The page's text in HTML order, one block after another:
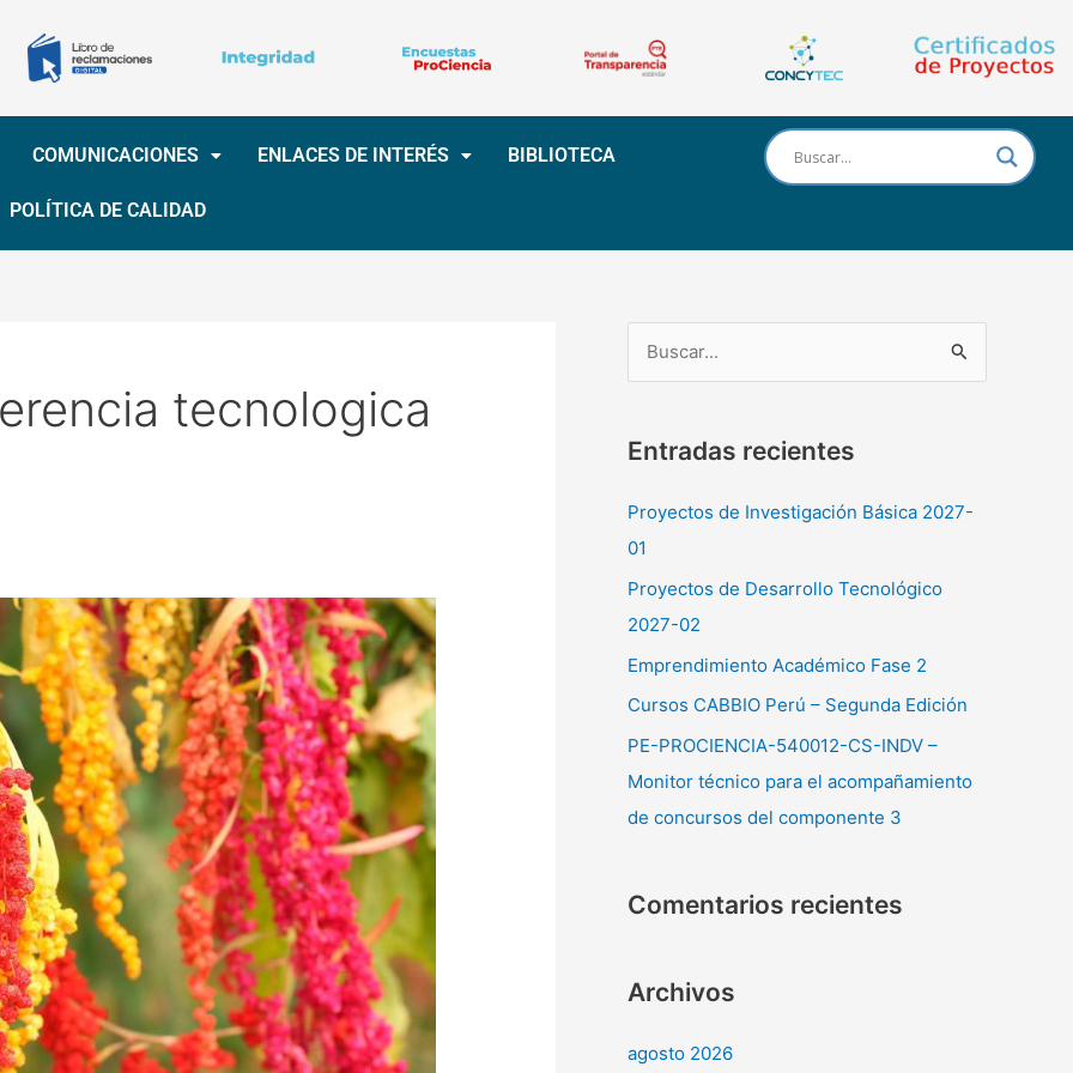
COMUNICACIONES ENLACES DE INTERÉS BIBLIOTECA
POLÍTICA DE CALIDAD
tecnologica
c
a
r
:
Entradas recientes
Proyectos de Investigación Básica 2027-
01
Proyectos de Desarrollo Tecnológico
2027-02
Emprendimiento Académico Fase 2
Cursos CABBIO Perú – Segunda Edición
PE-PROCIENCIA-540012-CS-INDV –
Monitor técnico para el acompañamiento
de concursos del componente 3
Comentarios recientes
Archivos
agosto 2026